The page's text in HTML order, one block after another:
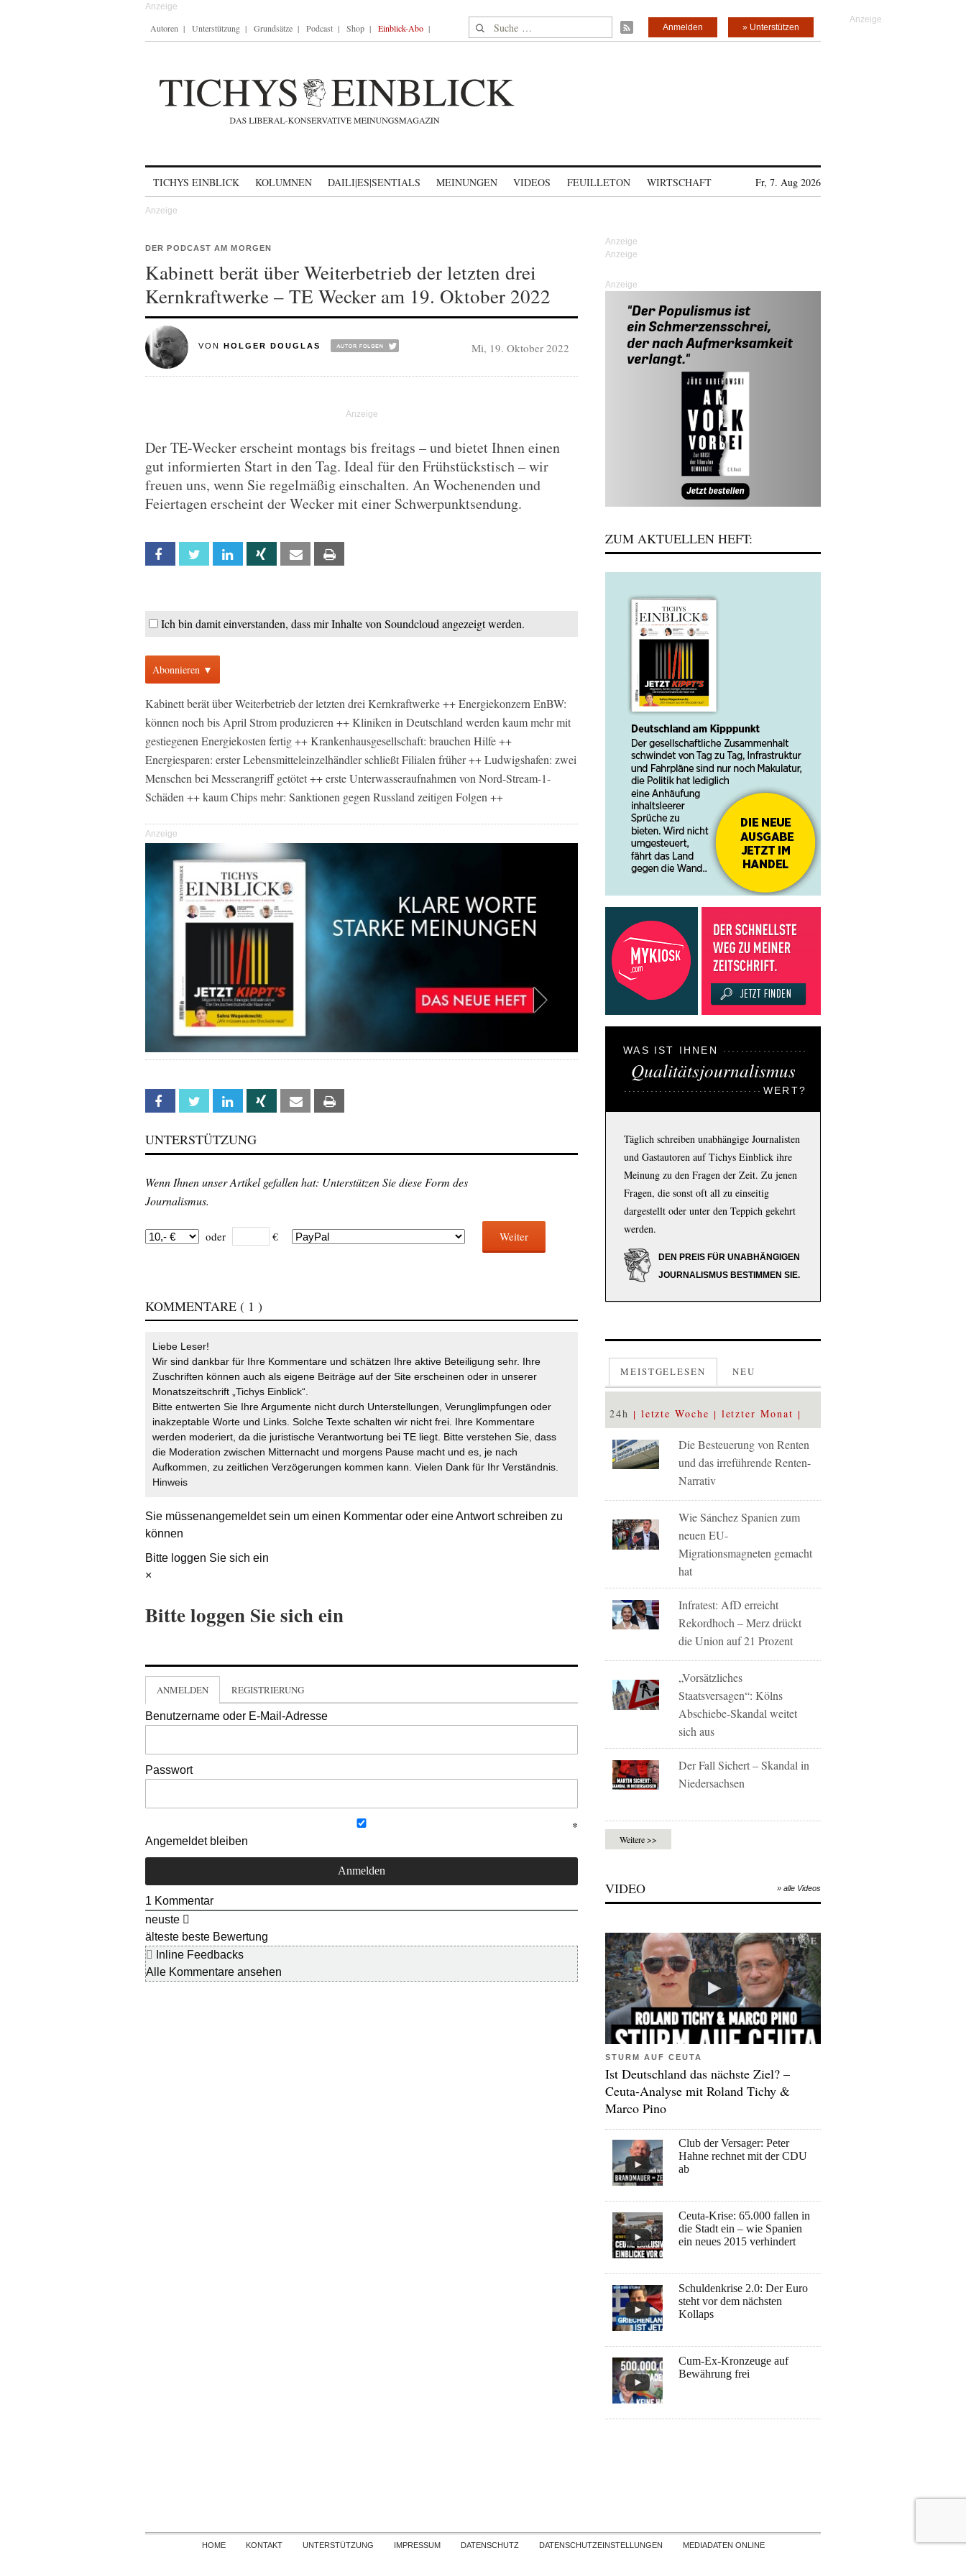
Autoren Unterstützung Grundsätze Podcast Shop Einblick-Abo Suche nach: » Unterstützen
Anmelden
TICHYS EINBLICK KOLUMNEN DAILI|ES|SENTIALS MEINUNGEN VIDEOS FEUILLETON WIRTSCHAFT Fr, 7. Aug 2026
DER PODCAST AM MORGEN
Kabinett berät über Weiterbetrieb der letzten drei
Kernkraftwerke – TE Wecker am 19. Oktober 2022
VON HOLGER DOUGLAS Mi, 19. Oktober 2022
Der TE-Wecker erscheint montags bis freitags – und bietet Ihnen einen
gut informierten Start in den Tag. Ideal für den Frühstückstisch – wir
freuen uns, wenn Sie regelmäßig einschalten. An Wochenenden und
Feiertagen erscheint der Wecker mit einer Schwerpunktsendung.
Facebook Twitter Linkedin Xing Email
Ich bin damit einverstanden, dass mir Inhalte von Soundcloud angezeigt werden.
Abonnieren ▼
Kabinett berät über Weiterbetrieb der letzten drei Kernkraftwerke ++ Energiekonzern EnBW:
können noch bis April Strom produzieren ++ Kliniken in Deutschland werden kaum mehr mit
gestiegenen Energiekosten fertig ++ Krankenhausgesellschaft: brauchen Hilfe ++
Energiesparen: erster Lebensmitteleinzelhändler schließt Filialen früher ++ Ludwigshafen: zwei
Menschen bei Messerangriff getötet ++ erste Unterwasseraufnahmen von Nord-Stream-1-
Schäden ++ kaum Chips mehr: Sanktionen gegen Russland zeitigen Folgen ++
Anzeige
Facebook Twitter Linkedin Xing Email
UNTERSTÜTZUNG
Wenn Ihnen unser Artikel gefallen hat: Unterstützen Sie diese Form des
Journalismus.
oder € Weiter
KOMMENTARE ( 1 )
Liebe Leser!
Wir sind dankbar für Ihre Kommentare und schätzen Ihre aktive Beteiligung sehr. Ihre
Zuschriften können auch als eigene Beiträge auf der Site erscheinen oder in unserer
Monatszeitschrift „Tichys Einblick“.
Bitte entwerten Sie Ihre Argumente nicht durch Unterstellungen, Verunglimpfungen oder
inakzeptable Worte und Links. Solche Texte schalten wir nicht frei. Ihre Kommentare
werden moderiert, da die juristische Verantwortung bei TE liegt. Bitte verstehen Sie, dass
die Moderation zwischen Mitternacht und morgens Pause macht und es, je nach
Aufkommen, zu zeitlichen Verzögerungen kommen kann. Vielen Dank für Ihr Verständnis.
Hinweis
Sie müssenangemeldetsein um einen Kommentar oder eine Antwort schreiben zu
können
Bitte loggen Sie sich ein
×
Bitte loggen Sie sich ein
ANMELDEN REGISTRIERUNG
Benutzername oder E-Mail-Adresse
Passwort
Angemeldet bleiben
1 Kommentar
neuste
älteste beste Bewertung
Inline Feedbacks
Alle Kommentare ansehen
Anzeige
ZUM AKTUELLEN HEFT:
WAS IST IHNEN
Qualitätsjournalismus
WERT?
Täglich schreiben unabhängige Journalisten
und Gastautoren auf Tichys Einblick ihre
Meinung zu den Fragen der Zeit. Zu jenen
Fragen, die sonst oft all zu einseitig
dargestellt oder unter den Teppich gekehrt
werden.
DEN PREIS FÜR UNABHÄNGIGEN
JOURNALISMUS BESTIMMEN SIE.
MEISTGELESEN NEU
24h letzte Woche letzter Monat
Die Besteuerung von Renten
und das irreführende Renten-
Narrativ
Wie Sánchez Spanien zum
neuen EU-
Migrationsmagneten gemacht
hat
Infratest: AfD erreicht
Rekordhoch – Merz drückt
die Union auf 21 Prozent
„Vorsätzliches
Staatsversagen“: Kölns
Abschiebe-Skandal weitet
sich aus
Der Fall Sichert – Skandal in
Niedersachsen
Weitere >>
VIDEO » alle Videos
STURM AUF CEUTA
Ist Deutschland das nächste Ziel? –
Ceuta-Analyse mit Roland Tichy &
Marco Pino
Club der Versager: Peter
Hahne rechnet mit der CDU
ab
Ceuta-Krise: 65.000 fallen in
die Stadt ein – wie Spanien
ein neues 2015 verhindert
Schuldenkrise 2.0: Der Euro
steht vor dem nächsten
Kollaps
Cum-Ex-Kronzeuge auf
Bewährung frei
Skip to content
HOME KONTAKT UNTERSTÜTZUNG IMPRESSUM DATENSCHUTZ DATENSCHUTZEINSTELLUNGEN
MEDIADATEN ONLINE